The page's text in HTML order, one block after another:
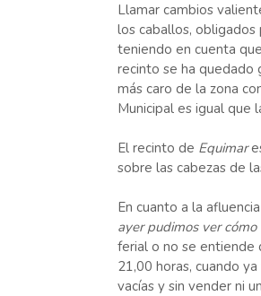
Llamar cambios
los caballos,
teniendo en cuenta
recinto se ha quedado
más caro de la zona
Municipal es igual que
El recinto de Equimar
sobre las cabezas de
En cuanto a la
ayer pudimos ver
ferial o no se entiende
21,00 horas, cuando
vacías y sin vender ni